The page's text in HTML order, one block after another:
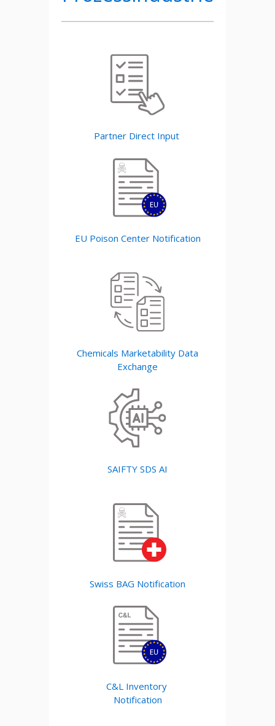
Partner Direct Input
EU Poison Center Notification
Chemicals Marketability Data
Exchange
SAIFTY SDS AI
Swiss BAG Notification
C&L Inventory
Notification